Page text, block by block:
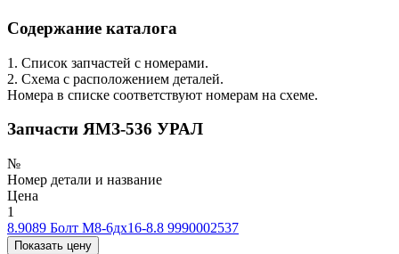
Содержание каталога
1. Список запчастей с номерами.
2. Схема с расположением деталей.
Номера в списке соответствуют номерам на схеме.
Запчасти ЯМЗ-536 УРАЛ
№
Номер детали и название
Цена
1
8.9089 Болт М8-6дх16-8.8 9990002537
Показать цену